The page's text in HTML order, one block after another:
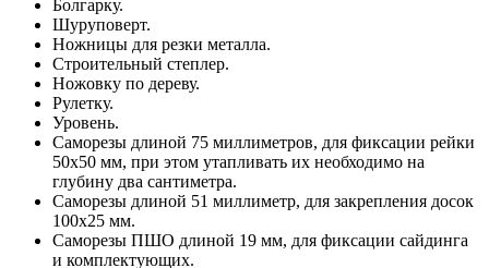
Болгарку.
Шуруповерт.
Ножницы для резки металла.
Строительный степлер.
Ножовку по дереву.
Рулетку.
Уровень.
Саморезы длиной 75 миллиметров, для фиксации рейки
50х50 мм, при этом утапливать их необходимо на
глубину два сантиметра.
Саморезы длиной 51 миллиметр, для закрепления досок
100х25 мм.
Саморезы ПШО длиной 19 мм, для фиксации сайдинга
и комплектующих.